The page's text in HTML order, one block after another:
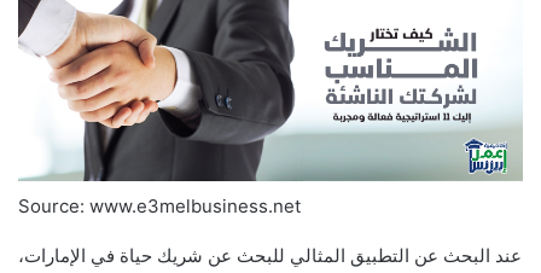
Source: www.e3melbusiness.net
عند البحث عن التطبيق المثالي للبحث عن شريك حياة في الإمارات،